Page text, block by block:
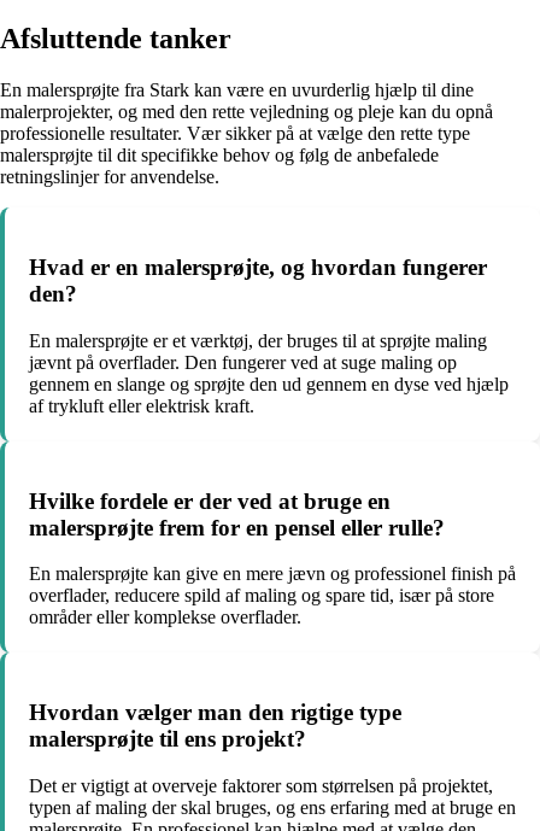
Afsluttende tanker
En malersprøjte fra Stark kan være en uvurderlig hjælp til dine
malerprojekter, og med den rette vejledning og pleje kan du opnå
professionelle resultater. Vær sikker på at vælge den rette type
malersprøjte til dit specifikke behov og følg de anbefalede
retningslinjer for anvendelse.
Hvad er en malersprøjte, og hvordan fungerer
den?
En malersprøjte er et værktøj, der bruges til at sprøjte maling
jævnt på overflader. Den fungerer ved at suge maling op
gennem en slange og sprøjte den ud gennem en dyse ved hjælp
af trykluft eller elektrisk kraft.
Hvilke fordele er der ved at bruge en
malersprøjte frem for en pensel eller rulle?
En malersprøjte kan give en mere jævn og professionel finish på
overflader, reducere spild af maling og spare tid, især på store
områder eller komplekse overflader.
Hvordan vælger man den rigtige type
malersprøjte til ens projekt?
Det er vigtigt at overveje faktorer som størrelsen på projektet,
typen af maling der skal bruges, og ens erfaring med at bruge en